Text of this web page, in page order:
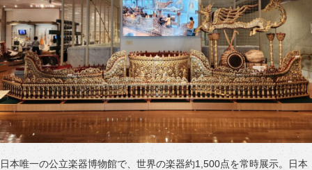
日本唯一の公立楽器博物館で、世界の楽器約1,500点を常時展示。日本